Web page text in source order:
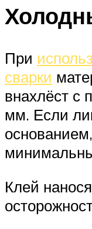
При
сварки
внахлёст с
мм. Если
Клей